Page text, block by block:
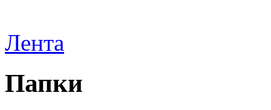
Лента
Папки